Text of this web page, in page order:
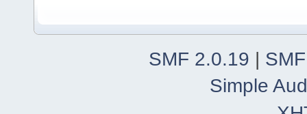
SMF 2.0.19 |
Simple